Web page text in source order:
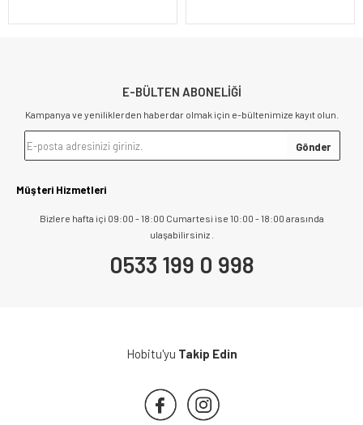
E-BÜLTEN ABONELİĞİ
Kampanya ve yeniliklerden haberdar olmak için e-bültenimize kayıt olun.
Müşteri Hizmetleri
Bizlere hafta içi 09:00 - 18:00 Cumartesi ise 10:00 - 18:00 arasında
ulaşabilirsiniz .
0533 199 0 998
Hobitu'yu Takip Edin